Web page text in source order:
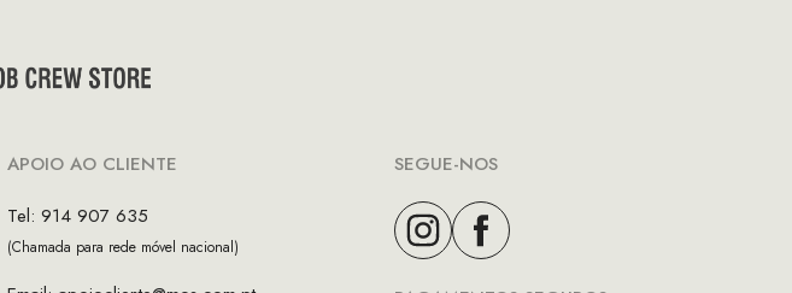
APOIO AO CLIENTE
Tel: 914 907 635
(Chamada para rede móvel nacional)
SEGUE-NOS